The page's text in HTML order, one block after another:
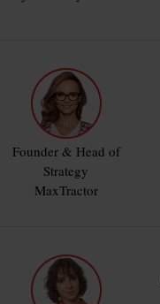
Founder & Head of
Strategy
MaxTractor